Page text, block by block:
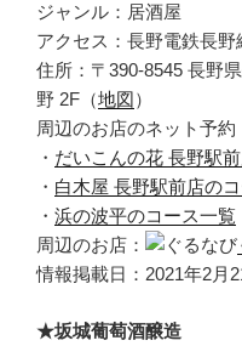
ジャンル：居酒屋
アクセス：長野電鉄長
住所：〒390-8545 長野
野 2F（地図）
周辺のお店のネット予約
・ だいこんの花 長野駅
・ 白木屋 長野駅前店の
・ 浜の波平のコース一覧
周辺のお店：
情報掲載日：2021年2月
★坂城葡萄酒醸造